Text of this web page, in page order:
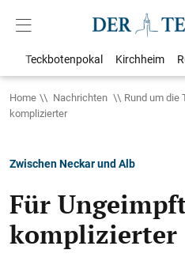
Teckbotenpokal Kirchheim
Home Nachrichten Rund um die
komplizierter
Zwischen Neckar und Alb
Für
komplizierter